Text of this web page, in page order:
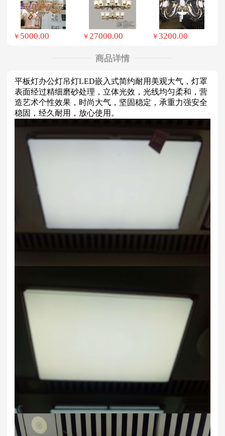
￥ 5000.00 ￥ 27000.00 ￥3200.00
商品详情
平板灯办公灯吊灯LED嵌入式简约耐用美观大气，灯罩
表面经过精细磨砂处理，立体光效，光线均匀柔和，营
造艺术个性效果，时尚大气，坚固稳定，承重力强安全
稳固，经久耐用，放心使用。